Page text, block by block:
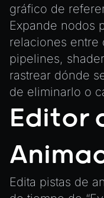
gráfico de
Expande nodos
relaciones entre
pipelines,
rastrear dónde
de eliminarlo o
Editor
Edita pistas de